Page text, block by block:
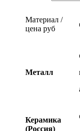
Материал /
цена руб
Металл
Керамика
(Россия)